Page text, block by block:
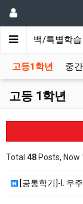
초등올백/특별학습
고등1학년 중
고등 1학년
Total 48 Posts, Now
[공통학기]-I. 우